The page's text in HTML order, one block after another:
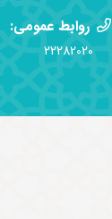
روابط عمومی:
22282020